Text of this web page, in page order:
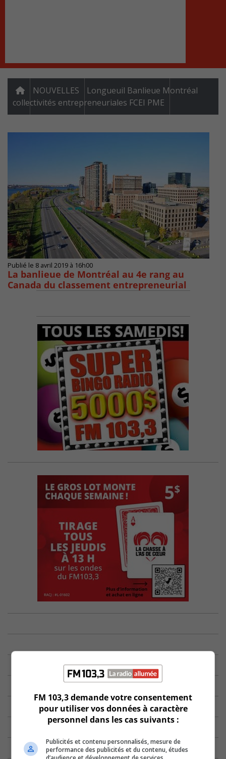
NOUVELLES
Longueuil Banlieue Montréal
collectivités entrepreneuriales FCEI PME
Publié le 8 avril 2019 à 16h00
La banlieue de Montréal au 4e rang au
Canada du classement entrepreneurial
FM 103,3 demande votre consentement
pour utiliser vos données à caractère
personnel dans les cas suivants :
Publicités et contenu personnalisés, mesure de
performance des publicités et du contenu, études